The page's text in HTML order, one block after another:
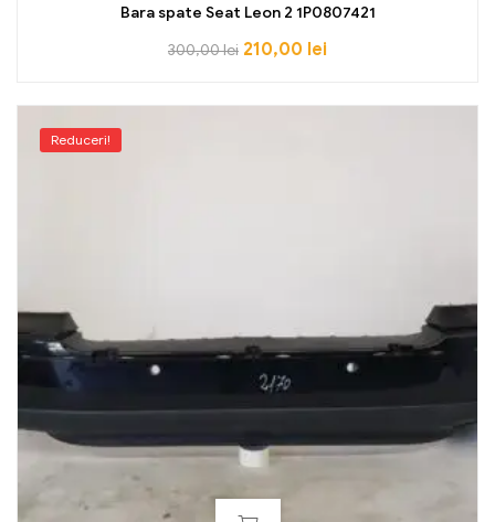
Bara spate Seat Leon 2 1P0807421
300,00lei 210,00 lei
Reduceri!